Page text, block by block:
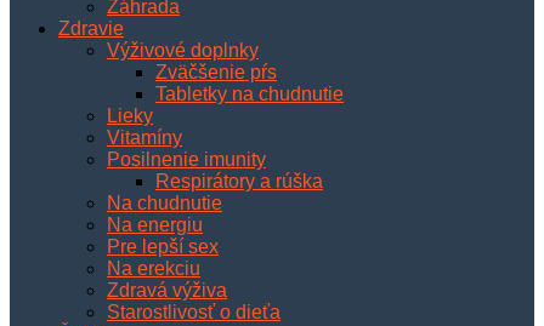
Záhrada
Zdravie
Výživové doplnky
Zväčšenie pŕs
Tabletky na chudnutie
Lieky
Vitamíny
Posilnenie imunity
Respirátory a rúška
Na chudnutie
Na energiu
Pre lepší sex
Na erekciu
Zdravá výživa
Starostlivosť o dieťa